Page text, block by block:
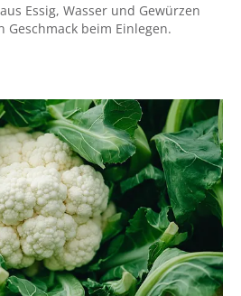
Essig, Wasser und Gewürzen
beim Einlegen.